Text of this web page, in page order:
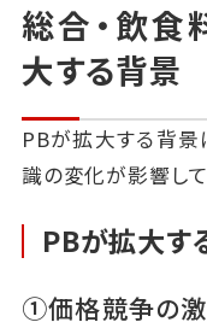
総合・飲食
大する背景
PBが拡大する背
識の変化が影響して
PBが拡大す
①価格競争の